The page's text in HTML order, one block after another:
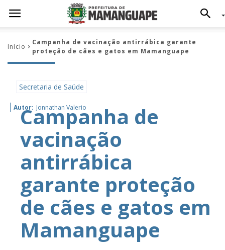
Início
Campanha de vacinação antirrábica garante
proteção de cães e gatos em Mamanguape
Secretaria de Saúde
Autor: Jonnathan Valerio
Campanha de
vacinação
antirrábica
garante proteção
de cães e gatos em
Mamanguape